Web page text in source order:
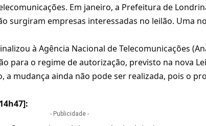
Em janeiro, a Prefeitura de
surgiram empresas interessadas no leilão. Uma
à Agência Nacional de Telecomunicações
para o regime de autorização, previsto na nova
a mudança ainda não pode ser realizada, pois o
- Publicidade -